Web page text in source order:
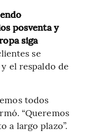
posventa y
siga
se
el respaldo de
todos
“Queremos
a largo plazo”.